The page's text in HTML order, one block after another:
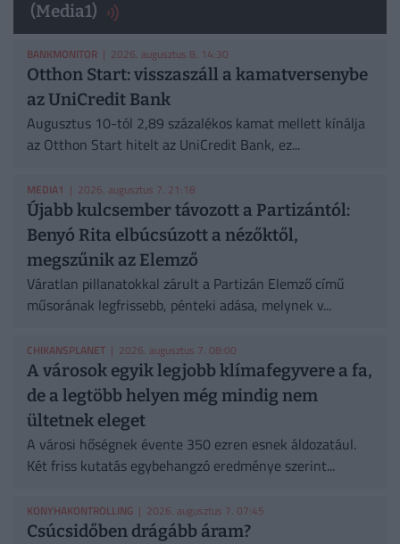
(Media1)
BANKMONITOR | 2026. augusztus 8. 14:30
Otthon Start: visszaszáll a kamatversenybe
az UniCredit Bank
Augusztus 10-tól 2,89 százalékos kamat mellett kínálja
az Otthon Start hitelt az UniCredit Bank, ez...
MEDIA1 | 2026. augusztus 7. 21:18
Újabb kulcsember távozott a Partizántól:
Benyó Rita elbúcsúzott a nézőktől,
megszűnik az Elemző
Váratlan pillanatokkal zárult a Partizán Elemző című
műsorának legfrissebb, pénteki adása, melynek v...
CHIKANSPLANET | 2026. augusztus 7. 08:00
A városok egyik legjobb klímafegyvere a fa,
de a legtöbb helyen még mindig nem
ültetnek eleget
A városi hőségnek évente 350 ezren esnek áldozatául.
Két friss kutatás egybehangzó eredménye szerint...
KONYHAKONTROLLING | 2026. augusztus 7. 07:45
Csúcsidőben drágább áram?